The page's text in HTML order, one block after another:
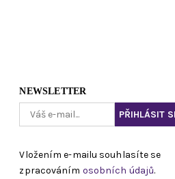
NEWSLETTER
Vložením e-mailu souhlasíte se
zpracováním osobních údajů.